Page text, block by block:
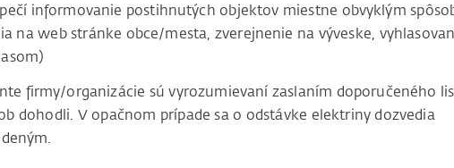
informovanie postihnutých objektov miestne obvyklým
na web stránke obce/mesta, zverejnenie na výveske,
firmy/organizácie sú vyrozumievaní zaslaním doporučeného
dohodli. V opačnom prípade sa o odstávke elektriny dozvedia